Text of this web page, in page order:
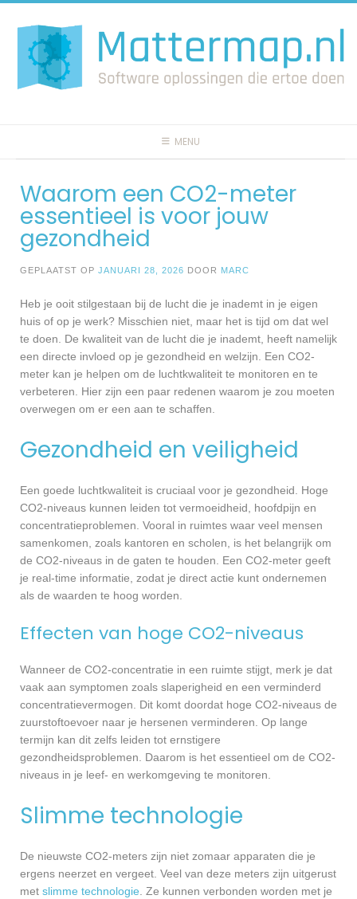
naar
inhoud
MENU
Waarom een CO2-meter
essentieel is voor jouw
gezondheid
GEPLAATST OP JANUARI 28, 2026 DOOR MARC
Heb je ooit stilgestaan bij de lucht die je inademt in je eigen
huis of op je werk? Misschien niet, maar het is tijd om dat wel
te doen. De kwaliteit van de lucht die je inademt, heeft namelijk
een directe invloed op je gezondheid en welzijn. Een CO2-
meter kan je helpen om de luchtkwaliteit te monitoren en te
verbeteren. Hier zijn een paar redenen waarom je zou moeten
overwegen om er een aan te schaffen.
Gezondheid en veiligheid
Een goede luchtkwaliteit is cruciaal voor je gezondheid. Hoge
CO2-niveaus kunnen leiden tot vermoeidheid, hoofdpijn en
concentratieproblemen. Vooral in ruimtes waar veel mensen
samenkomen, zoals kantoren en scholen, is het belangrijk om
de CO2-niveaus in de gaten te houden. Een CO2-meter geeft
je real-time informatie, zodat je direct actie kunt ondernemen
als de waarden te hoog worden.
Effecten van hoge CO2-niveaus
Wanneer de CO2-concentratie in een ruimte stijgt, merk je dat
vaak aan symptomen zoals slaperigheid en een verminderd
concentratievermogen. Dit komt doordat hoge CO2-niveaus de
zuurstoftoevoer naar je hersenen verminderen. Op lange
termijn kan dit zelfs leiden tot ernstigere
gezondheidsproblemen. Daarom is het essentieel om de CO2-
niveaus in je leef- en werkomgeving te monitoren.
Slimme technologie
De nieuwste CO2-meters zijn niet zomaar apparaten die je
ergens neerzet en vergeet. Veel van deze meters zijn uitgerust
met slimme technologie . Ze kunnen verbonden worden met je